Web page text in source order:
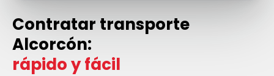
Contratar transporte
Alcorcón:
rápido y fácil